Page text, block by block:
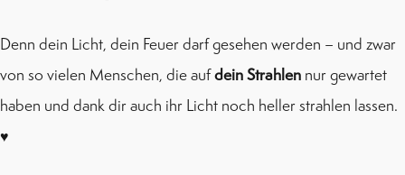
Denn dein Licht, dein Feuer darf gesehen werden – und zwar
von so vielen Menschen, die aufdein Strahlen nur gewartet
haben und dank dir auch ihr Licht noch heller strahlen lassen.
♥